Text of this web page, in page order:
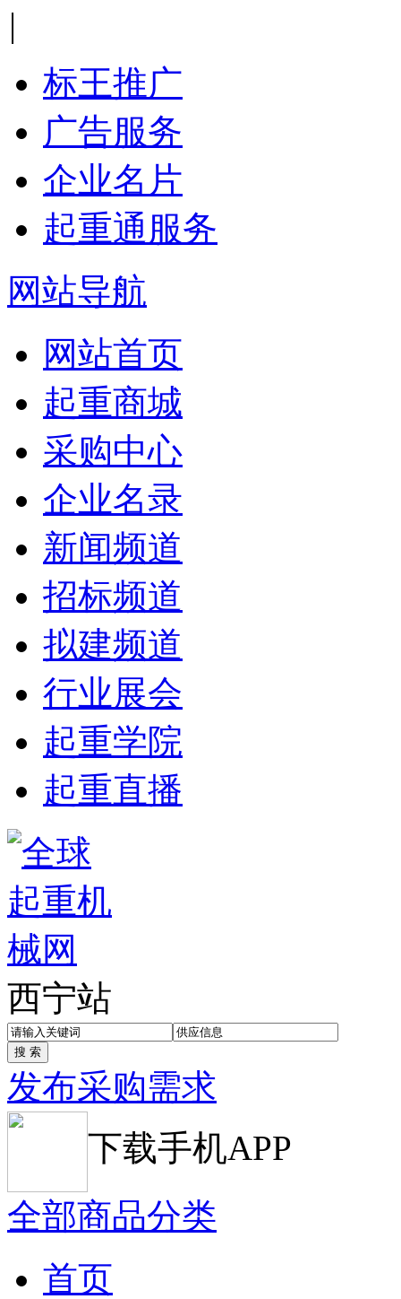
|
标王推广
广告服务
企业名片
起重通服务
网站导航
网站首页
起重商城
采购中心
企业名录
新闻频道
招标频道
拟建频道
行业展会
起重学院
起重直播
西宁站
发布采购需求
下载手机APP
全部商品分类
首页